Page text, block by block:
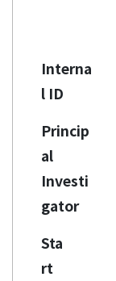
Interna
l ID
Princip
al
Investi
gator
Sta
rt